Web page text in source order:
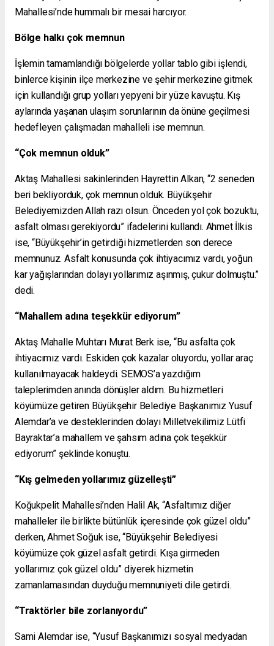
Mahallesi’nde hummalı bir mesai harcıyor.
Bölge halkı çok memnun
İşlemin tamamlandığı bölgelerde yollar tablo gibi işlendi,
binlerce kişinin ilçe merkezine ve şehir merkezine gitmek
için kullandığı grup yolları yepyeni bir yüze kavuştu. Kış
aylarında yaşanan ulaşım sorunlarının da önüne geçilmesi
hedefleyen çalışmadan mahalleli ise memnun.
“Çok memnun olduk”
Aktaş Mahallesi sakinlerinden Hayrettin Alkan, “2 seneden
beri bekliyorduk, çok memnun olduk. Büyükşehir
Belediyemizden Allah razı olsun. Önceden yol çok bozuktu,
asfalt olması gerekiyordu” ifadelerini kullandı. Ahmet İlkis
ise, “Büyükşehir’in getirdiği hizmetlerden son derece
memnunuz. Asfalt konusunda çok ihtiyacımız vardı, yoğun
kar yağışlarından dolayı yollarımız aşınmış, çukur dolmuştu.”
dedi.
“Mahallem adına teşekkür ediyorum”
Aktaş Mahalle Muhtarı Murat Berk ise, “Bu asfalta çok
ihtiyacımız vardı. Eskiden çok kazalar oluyordu, yollar araç
kullanılmayacak haldeydi. SEMOS’a yazdığım
taleplerimden anında dönüşler aldım. Bu hizmetleri
köyümüze getiren Büyükşehir Belediye Başkanımız Yusuf
Alemdar’a ve desteklerinden dolayı Milletvekilimiz Lütfi
Bayraktar’a mahallem ve şahsım adına çok teşekkür
ediyorum” şeklinde konuştu.
“Kış gelmeden yollarımız güzelleşti”
Koğukpelit Mahallesi’nden Halil Ak, “Asfaltımız diğer
mahalleler ile birlikte bütünlük içeresinde çok güzel oldu”
derken, Ahmet Soğuk ise, “Büyükşehir Belediyesi
köyümüze çok güzel asfalt getirdi. Kışa girmeden
yollarımız çok güzel oldu” diyerek hizmetin
zamanlamasından duyduğu memnuniyeti dile getirdi.
“Traktörler bile zorlanıyordu”
Sami Alemdar ise, “Yusuf Başkanımızı sosyal medyadan